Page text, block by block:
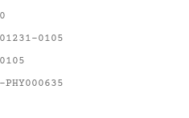
0105
PHY000635